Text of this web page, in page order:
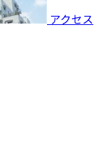
アクセス